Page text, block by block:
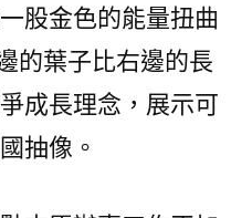
股金色的能量扭曲
的葉子比右邊的長
成長理念，展示可
抽像。